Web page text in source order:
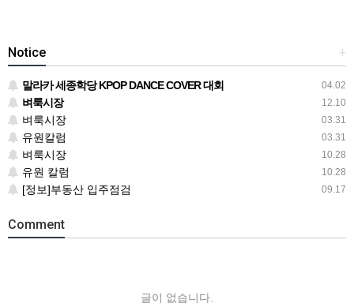
+
Notice
04.02
말라카 세종학당 KPOP DANCE COVER 대회
12.10
벼룩시장
03.31
벼룩시장
03.31
유원칼럼
10.28
벼룩시장
10.28
유원 칼럼
09.17
[정보]부동산 입주점검
Comment
글이 없습니다.